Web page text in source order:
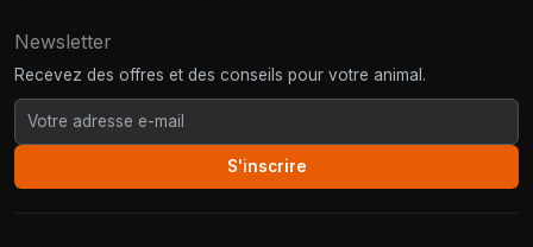
Newsletter
Recevez des offres et des conseils pour votre animal.
S'inscrire